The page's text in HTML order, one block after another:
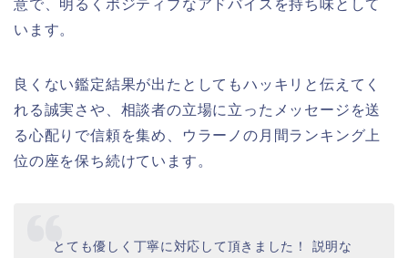
意で、 明るくポジティブなアドバイス を持ち味として
います。
良くない鑑定結果が出たとしてもハッキリと伝えてく
れる誠実さや、相談者の立場に立ったメッセージを送
る心配りで信頼を集め、ウラーノの月間ランキング上
位の座を保ち続けています。
とても優しく丁寧に対応して頂きました！ 説明な